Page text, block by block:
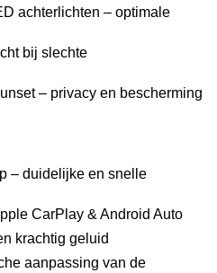
achterlichten – optimale
bij slechte
– privacy en bescherming
– duidelijke en snelle
CarPlay & Android Auto
krachtig geluid
aanpassing van de